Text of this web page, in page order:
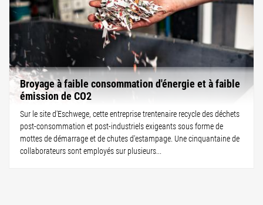
Broyage à faible consommation d'énergie et à faible
émission de CO2
Sur le site d'Eschwege, cette entreprise trentenaire recycle des déchets
post-consommation et post-industriels exigeants sous forme de
mottes de démarrage et de chutes d'estampage. Une cinquantaine de
collaborateurs sont employés sur plusieurs...